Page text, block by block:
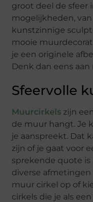
groot deel de sfeer
mogelijkheden,
kunstzinnige
mooie
je een originele
Denk dan eens
Sfeervolle
Muurcirkels zijn
de muur hangt. Je
je aanspreekt. Dat
zijn of je gaat voor
sprekende quote is
diverse afmetingen
muur cirkel op of
cirkels die je als